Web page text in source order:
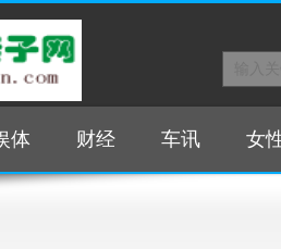
体 财经 车讯 女